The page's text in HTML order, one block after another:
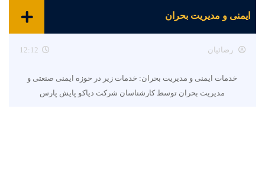
ایمنی و مدیریت بحران
رضائیان 12:12
خدمات ایمنی و مدیریت بحران: خدمات زیر در حوزه ایمنی صنعتی و
مدیریت بحران توسط کارشناسان شرکت دیاکو پایش پارس